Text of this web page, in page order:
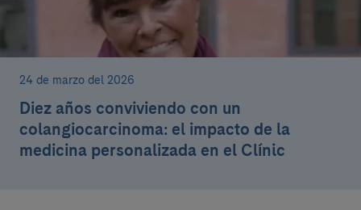
24 de marzo del 2026
Diez años conviviendo con un
colangiocarcinoma: el impacto de la
medicina personalizada en el Clínic